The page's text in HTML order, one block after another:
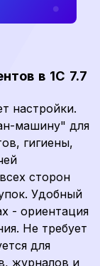
в 1С 7.7
настройки.
машину" для
гигиены,
сторон
Удобный
- ориентация
Не требует
для
журналов и